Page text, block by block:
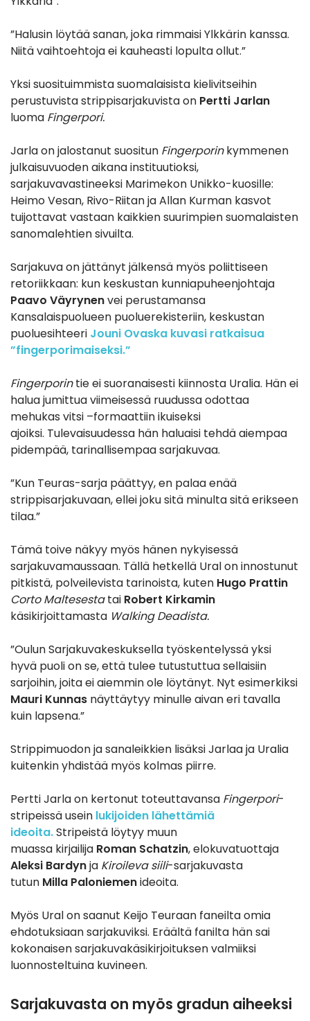
”Halusin löytää sanan, joka rimmaisi Ylkkärin kanssa.
Niitä vaihtoehtoja ei kauheasti lopulta ollut.”
Yksi suosituimmista suomalaisista kielivitseihin
perustuvista strippisarjakuvista on Pertti Jarlan
luoma Fingerpori.
Jarla on jalostanut suositun Fingerporinkymmenen
julkaisuvuoden aikana instituutioksi,
sarjakuvavastineeksi Marimekon Unikko-kuosille:
Heimo Vesan, Rivo-Riitan ja Allan Kurman kasvot
tuijottavat vastaan kaikkien suurimpien suomalaisten
sanomalehtien sivuilta.
Sarjakuva on jättänyt jälkensä myös poliittiseen
retoriikkaan: kun keskustan kunniapuheenjohtaja
Paavo Väyrynenvei perustamansa
Kansalaispuolueen puoluerekisteriin, keskustan
puoluesihteeri Jouni Ovaska kuvasi ratkaisua
”fingerporimaiseksi.”
Fingerporintie ei suoranaisesti kiinnosta Uralia. Hän ei
halua jumittua viimeisessä ruudussa odottaa
mehukas vitsi –formaattiin ikuiseksi
ajoiksi. Tulevaisuudessa hän haluaisi tehdä aiempaa
pidempää, tarinallisempaa sarjakuvaa.
”Kun Teuras-sarja päättyy, en palaa enää
strippisarjakuvaan, ellei joku sitä minulta sitä erikseen
tilaa.”
Tämä toive näkyy myös hänen nykyisessä
sarjakuvamaussaan. Tällä hetkellä Ural on innostunut
pitkistä, polveilevista tarinoista, kuten Hugo Prattin
Corto Maltesestatai Robert Kirkamin
käsikirjoittamasta Walking Deadista.
”Oulun Sarjakuvakeskuksella työskentelyssä yksi
hyvä puoli on se, että tulee tutustuttua sellaisiin
sarjoihin, joita ei aiemmin ole löytänyt. Nyt esimerkiksi
Mauri Kunnas näyttäytyy minulle aivan eri tavalla
kuin lapsena.”
Strippimuodon ja sanaleikkien lisäksi Jarlaa ja Uralia
kuitenkin yhdistää myös kolmas piirre.
Pertti Jarla on kertonut toteuttavansa Fingerpori-
stripeissä usein lukijoiden lähettämiä
ideoita.Stripeistä löytyy muun
muassa kirjailija Roman Schatzin, elokuvatuottaja
Aleksi Bardynja Kiroileva siili-sarjakuvasta
tutun Milla Paloniemenideoita.
Myös Ural on saanut Keijo Teuraan faneilta omia
ehdotuksiaan sarjakuviksi. Eräältä fanilta hän sai
kokonaisen sarjakuvakäsikirjoituksen valmiiksi
luonnosteltuina kuvineen.
Sarjakuvasta on myös gradun aiheeksi